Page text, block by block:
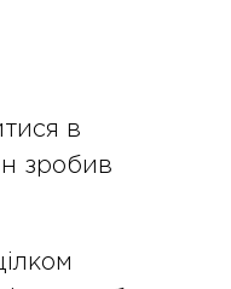
в
зробив